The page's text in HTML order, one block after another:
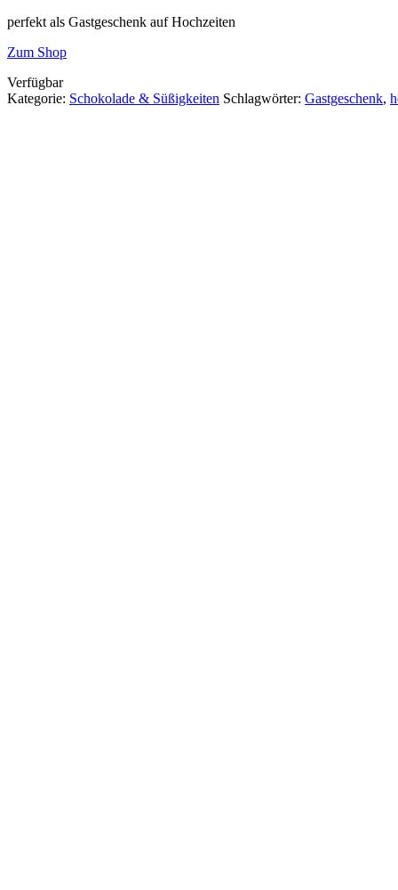
perfekt als Gastgeschenk auf Hochzeiten
Zum Shop
Verfügbar
Kategorie: Schokolade & Süßigkeiten Schlagwörter: Gastgeschenk,